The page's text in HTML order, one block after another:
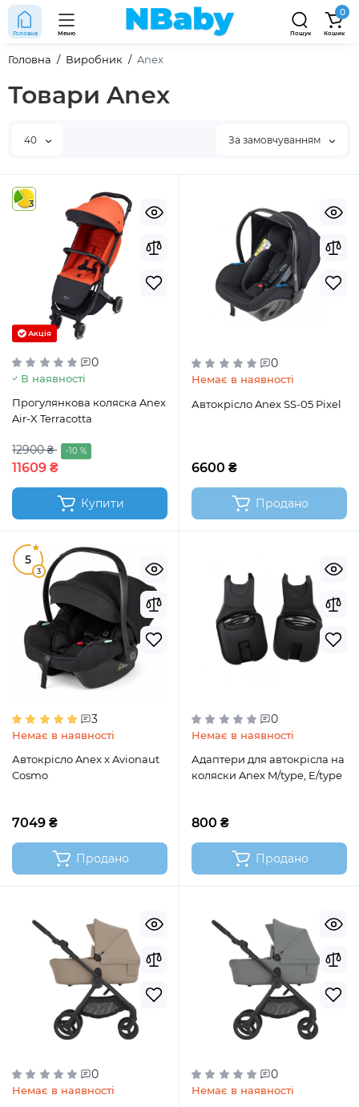
Головна Меню Пошук
0
Кошик
Головна Виробник Anex
Товари Anex
40 За замовчуванням
3
Акція
0
В наявності
Прогулянкова коляска Anex
Air-X Terracotta
12900 ₴ -10 %
11609 ₴
Купити
0
Немає в наявності
Автокрісло Anex SS-05 Pixel
6600 ₴
Продано
5
3
3
Немає в наявності
Автокрісло Anex x Avionaut
Cosmo
7049 ₴
Продано
0
Немає в наявності
Адаптери для автокрісла на
коляски Anex M/type, E/type
800 ₴
Продано
0
Немає в наявності
0
Немає в наявності